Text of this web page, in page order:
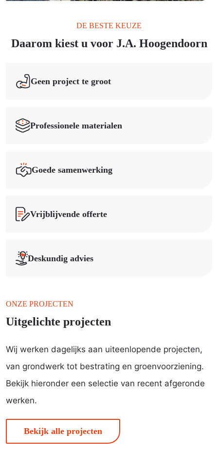
DE BESTE KEUZE
Daarom kiest u voor J.A. Hoogendoorn
Geen project te groot
Professionele materialen
Goede samenwerking
Vrijblijvende offerte
Deskundig advies
ONZE PROJECTEN
Uitgelichte projecten
Wij werken dagelijks aan uiteenlopende projecten,
van grondwerk tot bestrating en groenvoorziening.
Bekijk hieronder een selectie van recent afgeronde
werken.
Bekijk alle projecten